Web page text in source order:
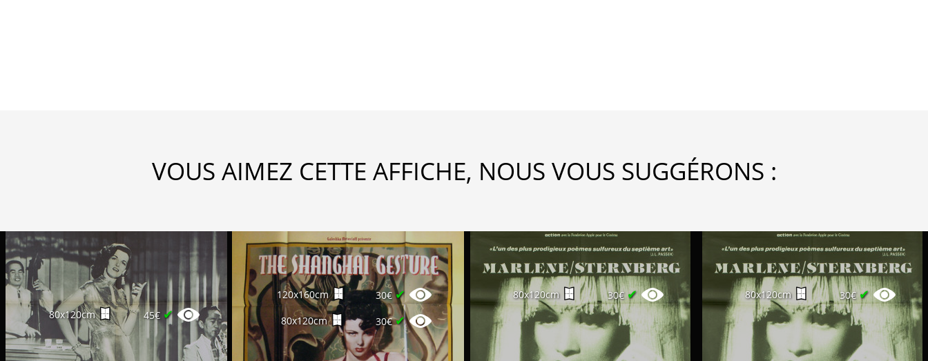
VOUS AIMEZ CETTE AFFICHE, NOUS VOUS SUGGÉRONS :
80x120cm 45€ ✔
120x160cm 30€✔
80x120cm 30€✔
80x120cm 30€✔ 80x120cm 30€✔